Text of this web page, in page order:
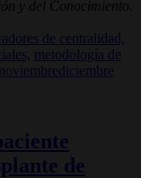
y del Conocimiento.
de centralidad,
metodología de
de